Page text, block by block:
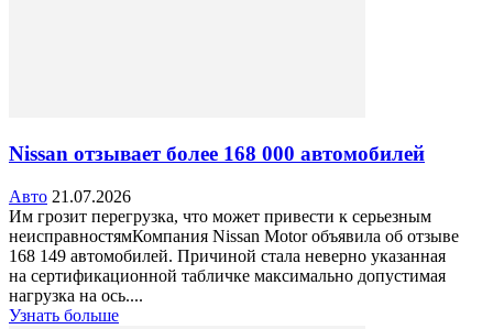
Nissan отзывает более 168 000 автомобилей
Авто 21.07.2026
Им грозит перегрузка, что может привести к серьезным
неисправностямКомпания Nissan Motor объявила об отзыве
168 149 автомобилей. Причиной стала неверно указанная
на сертификационной табличке максимально допустимая
нагрузка на ось....
Узнать больше